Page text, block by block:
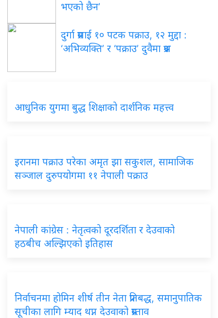
भएको छैन’
दुर्गा प्रसाईं १० पटक पक्राउ, १२ मुद्दा :
‘अभिव्यक्ति’ र ‘पक्राउ’ दुवैमा प्रश्न
आधुनिक युगमा बुद्ध शिक्षाको दार्शनिक महत्त्व
इरानमा पक्राउ परेका अमृत झा सकुशल, सामाजिक
सञ्जाल दुरुपयोगमा ११ नेपाली पक्राउ
नेपाली कांग्रेस : नेतृत्वको दूरदर्शिता र देउवाको
हठबीच अल्झिएको इतिहास
निर्वाचनमा होमिन शीर्ष तीन नेता प्रतिबद्ध, समानुपातिक
सूचीका लागि म्याद थप्न देउवाको प्रस्ताव